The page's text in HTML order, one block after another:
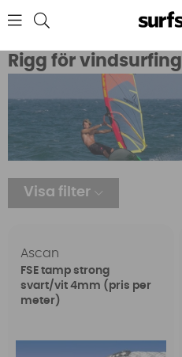
Rigg för vindsurfing
Visa filter
Ascan
FSE tamp strong
svart/vit 4mm (pris per
meter)